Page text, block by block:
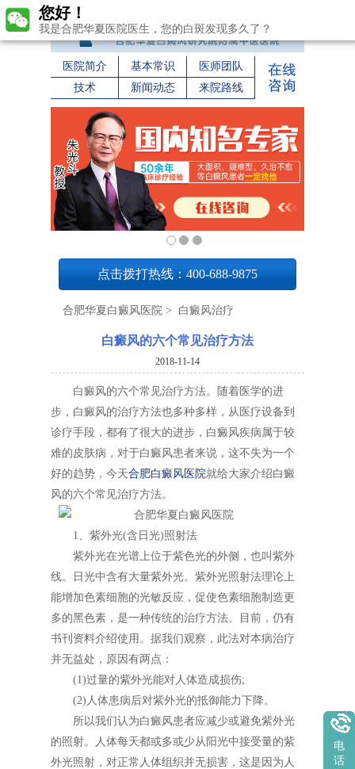
医院简介 基本常识
医师团队
技术
新闻动态 来院路线
点击拨打热线：400-688-9875
合肥华夏白癜风医院 > 白癜风治疗
白癜风的六个常见治疗方法
2018-11-14
白癜风的六个常见治疗方法。随着医学的进
步，白癜风的治疗方法也多种多样，从医疗设备到
诊疗手段，都有了很大的进步，白癜风疾病属于较
难的皮肤病，对于白癜风患者来说，这不失为一个
好的趋势，今天合肥白癜风医院就给大家介绍白癜
风的六个常见治疗方法。
1、紫外光(含日光)照射法
紫外光在光谱上位于紫色光的外侧，也叫紫外
线。日光中含有大量紫外光。紫外光照射法理论上
能增加色素细胞的光敏反应，促使色素细胞制造更
多的黑色素，是一种传统的治疗方法。目前，仍有
书刊资料介绍使用。据我们观察，此法对本病治疗
并无益处，原因有两点：
(1)过量的紫外光能对人体造成损伤;
(2)人体患病后对紫外光的抵御能力下降。
所以我们认为白癜风患者应减少或避免紫外光
的照射。人体每天都或多或少从阳光中接受量的紫
外光照射，对正常人体组织并无损害，这是因为人
您好！
我是合肥华夏医院医生，您的白斑发现多久了？
电
话